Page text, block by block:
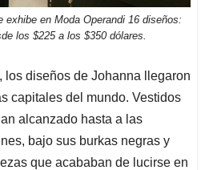
exhibe en Moda Operandi 16 diseños:
los $225 a los $350 dólares.
los diseños de Johanna llegaron
capitales del mundo. Vestidos
alcanzado hasta a las
bajo sus burkas negras y
que acababan de lucirse en